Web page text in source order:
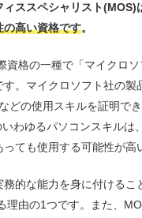
ススペシャリスト(MOS)
の高い資格です。
資格の一種で「マイクロ
す。マイクロソフト社の製
どの使用スキルを証明でき
わゆるパソコンスキルは
ても使用する可能性が高
的な能力を身に付けるこ
理由の1つです。また、